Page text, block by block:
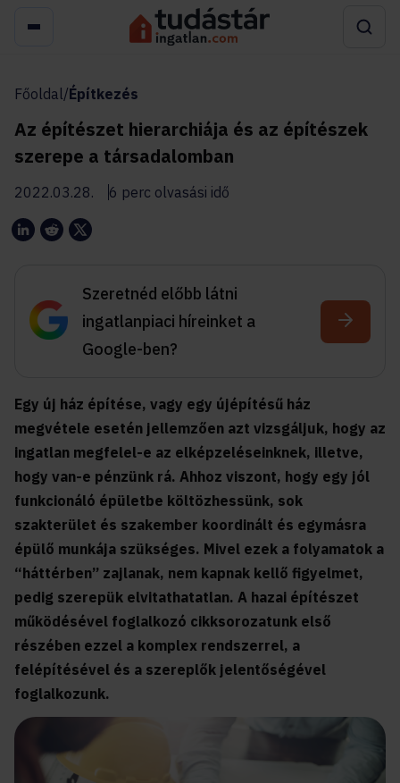
Főoldal/Építkezés
Az építészet hierarchiája és az építészek
szerepe a társadalomban
2022.03.28. 6 perc olvasási idő
Szeretnéd előbb látni
ingatlanpiaci híreinket a
Google-ben?
Egy új ház építése, vagy egy újépítésű ház
megvétele esetén jellemzően azt vizsgáljuk, hogy az
ingatlan megfelel-e az elképzeléseinknek, illetve,
hogy van-e pénzünk rá. Ahhoz viszont, hogy egy jól
funkcionáló épületbe költözhessünk, sok
szakterület és szakember koordinált és egymásra
épülő munkája szükséges. Mivel ezek a folyamatok a
“háttérben” zajlanak, nem kapnak kellő figyelmet,
pedig szerepük elvitathatatlan. A hazai építészet
működésével foglalkozó cikksorozatunk első
részében ezzel a komplex rendszerrel, a
felépítésével és a szereplők jelentőségével
foglalkozunk.